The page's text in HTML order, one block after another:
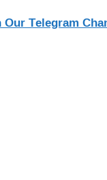
Telegram